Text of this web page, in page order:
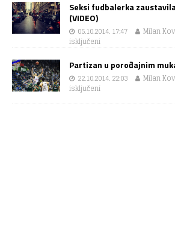
Seksi fudbalerka
(VIDEO)
05.10.2014. 17:47 Milan
isključeni
Partizan u porođajnim
22.10.2014. 22:03 Milan
isključeni